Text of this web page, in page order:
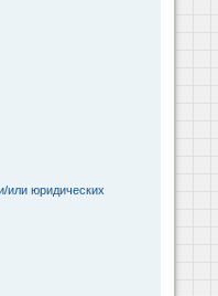
или юридических